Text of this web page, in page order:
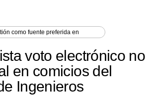
como fuente preferida en
voto electrónico no
en comicios del
Ingenieros